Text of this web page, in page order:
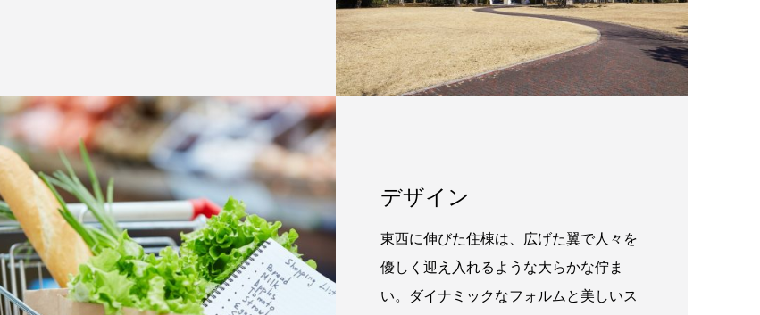
デザイン
東西に伸びた住棟は、広げた翼で人々を
優しく迎え入れるような大らかな佇ま
い。ダイナミックなフォルムと美しいス